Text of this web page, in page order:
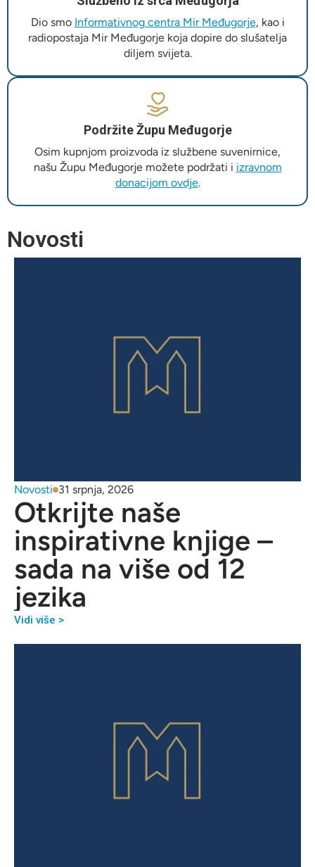
Dio smo Informativnog centra Mir Međugorje, kao i
radiopostaja Mir Međugorje koja dopire do slušatelja
diljem svijeta.
Podržite Župu Međugorje
Osim kupnjom proizvoda iz službene suvenirnice,
našu Župu Međugorje možete podržati i izravnom
donacijom ovdje.
Novosti
Novosti 31 srpnja, 2026
Otkrijte naše
inspirativne knjige –
sada na više od 12
jezika
Vidi više >